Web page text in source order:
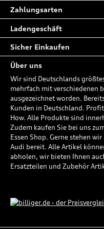
Zahlungsarten
Ladengeschäft
Sicher Einkaufen
Über uns
Wir sind Deutschlands
mehrfach mit verschiedenen
ausgezeichnet worden.
Kunden in Deutschland.
How. Alle Produkte sind
Zudem kaufen Sie bei uns
Essen Shop. Gerne stehen
Audi bereit. Alle Artikel
abholen, wir bieten Ihnen
Ersatzteilen und Zubehör